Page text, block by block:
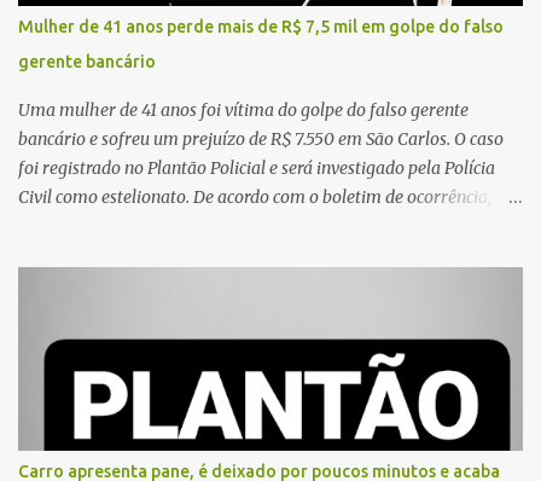
concessionária responsável pela rodovia foram acionadas e
realizaram a sinalização da via, além de prestarem socorro à
vítima. No entanto, o óbito foi constatado ainda no local do
acidente. A Polícia Militar Rodoviária compareceu para o registro
da ocorrência...
Mulher de 41 anos perde mais de R$ 7,5 mil em golpe do falso
gerente bancário
Uma mulher de 41 anos foi vítima do golpe do falso gerente
bancário e sofreu um prejuízo de R$ 7.550 em São Carlos. O caso
foi registrado no Plantão Policial e será investigado pela Polícia
Civil como estelionato. De acordo com o boletim de ocorrência, a
ser realizados. Dias depois, o golpista enviou um documento em
PDF simulando uma comunicação oficial da instituição financeira.
Na sequência, entrou em contato por telefone e encaminhou um
link, orientando a vítima a acessá-lo pelo computador para
concluir a suposta atualização cadastral. Após realizar o
Carro apresenta pane, é deixado por poucos minutos e acaba